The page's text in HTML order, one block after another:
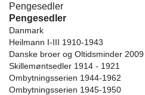
Pengesedler
Pengesedler
Danmark
Heilmann I-III 1910-1943
Danske broer og Oltidsminder 2009
Skillemøntsedler 1914 - 1921
Ombytningsserien 1944-1962
Ombytningsserien 1945-1950